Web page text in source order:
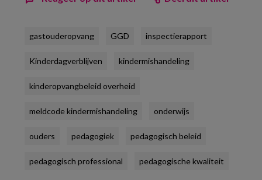
gastouderopvang GGD inspectierapport
Kinderdagverblijven kindermishandeling
kinderopvangbeleid overheid
meldcode kindermishandeling onderwijs
ouders pedagogiek pedagogisch beleid
pedagogisch professional pedagogische kwaliteit